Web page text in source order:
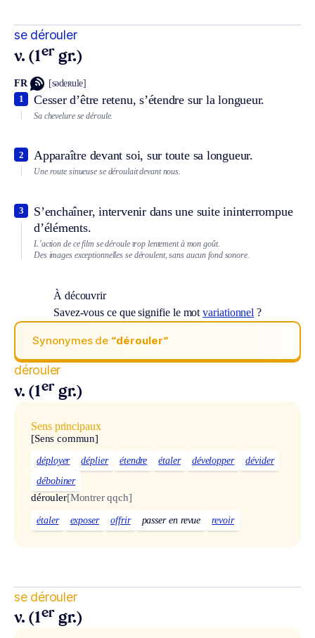
se dérouler
v. (1er gr.)
FR [sədeʀule]
Cesser d’être retenu, s’étendre sur la longueur.
1
Sa chevelure se déroule.
Apparaître devant soi, sur toute sa longueur.
2
Une route sinueuse se déroulait devant nous.
S’enchaîner, intervenir dans une suite ininterrompue
d’éléments.
3
L’action de ce film se déroule trop lentement à mon goût.
Des images exceptionnelles se déroulent, sans aucun fond sonore.
À découvrir
Savez-vous ce que signifie le motvariationnel ?
Synonymes de “dérouler“
dérouler
v. (1er gr.)
Sens principaux
[Sens commun]
déployer déplier étendre étaler développer
dévider
débobiner
dérouler[Montrer qqch]
étaler exposer offrir passer en revue revoir
se dérouler
v. (1er gr.)